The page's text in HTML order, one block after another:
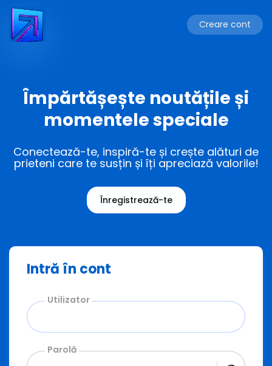
Creare cont
Împărtășește noutățile și
momentele speciale
Conectează-te, inspiră-te și crește alături de
prieteni care te susțin și îți apreciază valorile!
Înregistrează-te
Intră în cont
Utilizator
Parolă